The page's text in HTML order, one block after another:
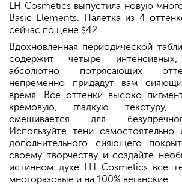
LH Cosmetics выпустила новую
Basic Elements. Палетка из 4
сейчас по цене $42.
Вдохновленная периодической
содержит четыре
абсолютно потрясающих
непременно придадут вам
время. Все оттенки высоко
кремовую, гладкую текстуру,
смешивается для
Используйте тени
дополнительного сияющего
своему творчеству и создайте
истинном духе LH Cosmetics все
многоразовые и на 100% веганские.